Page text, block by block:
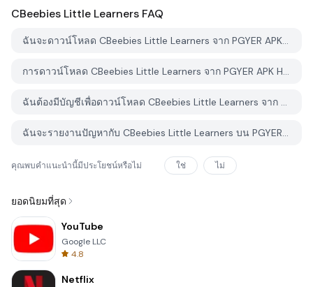
CBeebies Little Learners FAQ
ฉันจะดาวน์โหลด CBeebies Little Learners จาก PGYER APK HUB อย่างไร?
การดาวน์โหลด CBeebies Little Learners จาก PGYER APK HUB ฟรีหรือไม่?
ฉันต้องมีบัญชีเพื่อดาวน์โหลด CBeebies Little Learners จาก PGYER APK HUB หรือไม่?
ฉันจะรายงานปัญหากับ CBeebies Little Learners บน PGYER APK HUB ได้อย่างไร?
คุณพบคำแนะนำนี้มีประโยชน์หรือไม่ ใช่ ไม่
ยอดนิยมที่สุด
YouTube
Google LLC
4.8
Netflix